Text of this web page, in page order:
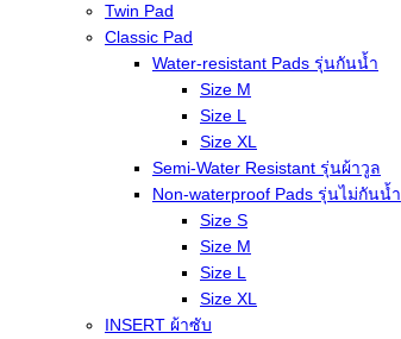
Twin Pad
Classic Pad
Water-resistant Pads รุ่นกันน้ำ
Size M
Size L
Size XL
Semi-Water Resistant รุ่นผ้าวูล
Non-waterproof Pads รุ่นไม่กันน้ำ
Size S
Size M
Size L
Size XL
INSERT ผ้าซับ